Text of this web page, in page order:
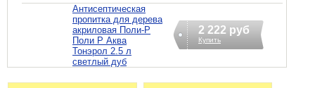
Антисептическая
пропитка для дерева
акриловая Поли-Р
Поли Р Аква
Тонэрол 2.5 л
светлый дуб
2 222 руб
Купить